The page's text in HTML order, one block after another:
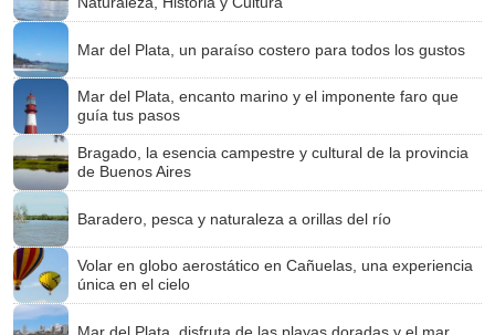
Mar del Plata, un paraíso costero para todos los gustos
Mar del Plata, encanto marino y el imponente faro que
guía tus pasos
Bragado, la esencia campestre y cultural de la provincia
de Buenos Aires
Baradero, pesca y naturaleza a orillas del río
Volar en globo aerostático en Cañuelas, una experiencia
única en el cielo
Mar del Plata, disfruta de las playas doradas y el mar